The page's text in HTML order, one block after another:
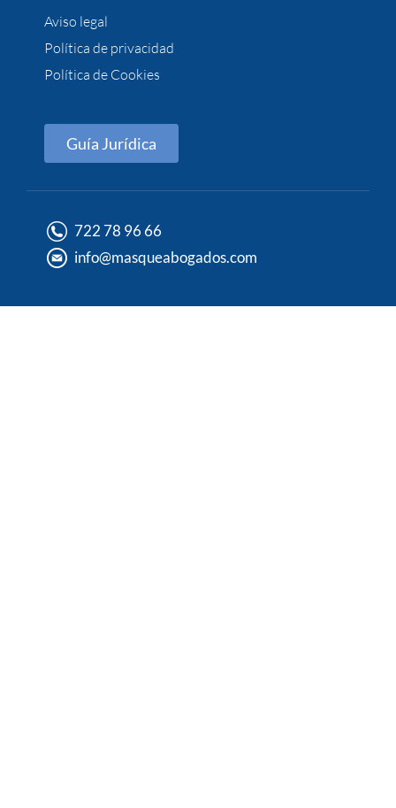
Aviso legal
Política de privacidad
Política de Cookies
Guía Jurídica
722 78 96 66
info@masqueabogados.com